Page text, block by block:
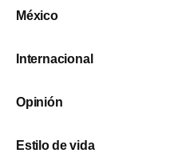
México
Internacional
Opinión
Estilo de vida